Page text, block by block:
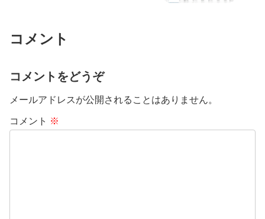
コメント
コメントをどうぞ
メールアドレスが公開されることはありません。
コメント ※